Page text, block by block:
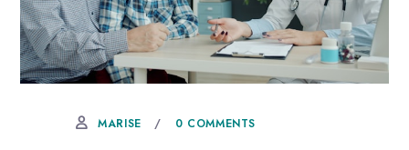
13 MAI, 2026
MARISE 0 COMMENTS